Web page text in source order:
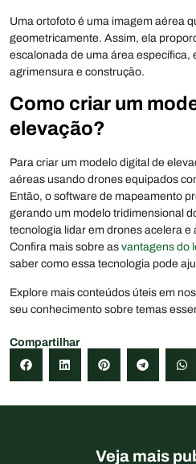
Uma ortofoto é uma imagem aérea
geometricamente. Assim, ela
escalonada de uma área específica,
agrimensura e construção.
Como criar um
elevação?
Para criar um modelo digital de
aéreas usando drones equipados
Então, o software de mapeamento
gerando um modelo tridimensional
tecnologia lidar em drones acelera e
Confira mais sobre as vantagens do
saber como essa tecnologia pode
Explore mais conteúdos úteis em
seu conhecimento sobre temas
Compartilhar
Veja mais